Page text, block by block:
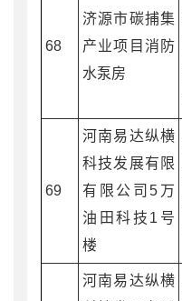
68
济源市碳捕集
产业项目消防
水泵房
69
河南易达纵横
科技发展有限
有限公司5万
油田科技1号
楼
河南易达纵横